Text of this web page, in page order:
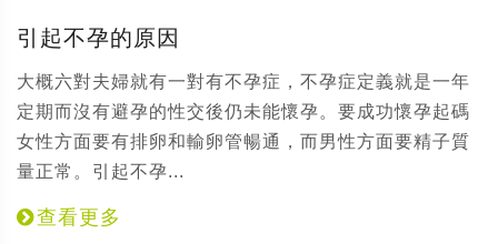
引起不孕的原因
大概六對夫婦就有一對有不孕症，不孕症定義就是一年
定期而沒有避孕的性交後仍未能懷孕。要成功懷孕起碼
女性方面要有排卵和輸卵管暢通，而男性方面要精子質
量正常。引起不孕...
查看更多